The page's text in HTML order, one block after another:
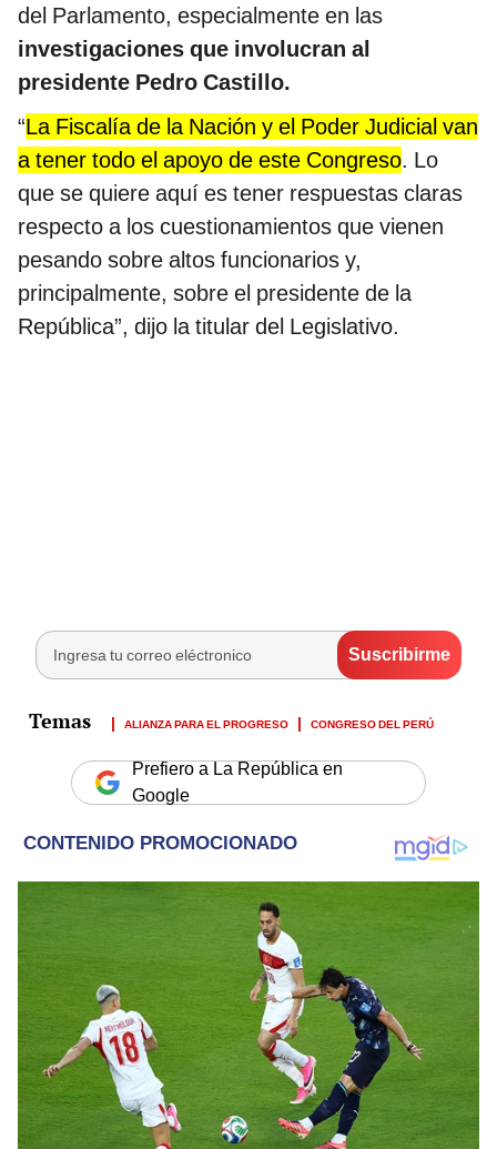
del Parlamento, especialmente en las
investigaciones que involucran al
presidente Pedro Castillo.
“La Fiscalía de la Nación y el Poder Judicial van
a tener todo el apoyo de este Congreso. Lo
que se quiere aquí es tener respuestas claras
respecto a los cuestionamientos que vienen
pesando sobre altos funcionarios y,
principalmente, sobre el presidente de la
República”, dijo la titular del Legislativo.
ALIANZA PARA EL PROGRESO CONGRESO DEL PERÚ
Prefiero a La República en
Google